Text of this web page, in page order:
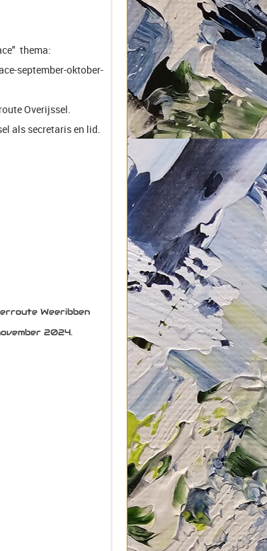
thema:
september-oktober-
Overijssel.
als secretaris en lid.
Weeribben
2024.